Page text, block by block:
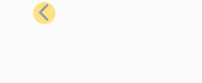
ก่อนหน้า